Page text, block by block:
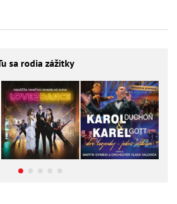
sa rodia zážitky